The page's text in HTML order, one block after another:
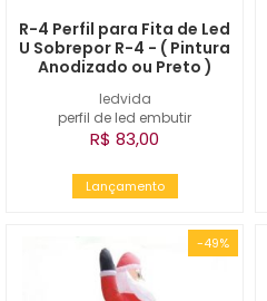
ledvida
perfil de led embutir
R-4 Perfil para Fita de Led
U Sobrepor R-4 - ( Pintura
Anodizado ou Preto )
R$ 83,00
Lançamento
-49%